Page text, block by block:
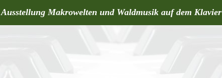
Ausstellung Makrowelten und Waldmusik auf dem Klavier